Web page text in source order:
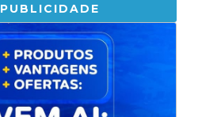
PUBLICIDADE